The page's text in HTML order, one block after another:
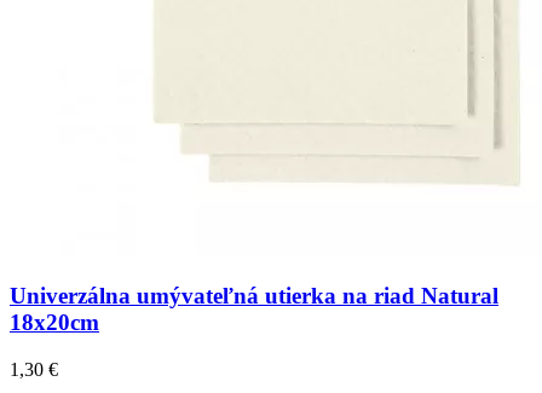
Univerzálna umývateľná utierka na riad Natural
18x20cm
1,30 €